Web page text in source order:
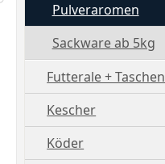
Pulveraromen
Sackware ab 5kg
Futterale + Taschen
Kescher
Köder